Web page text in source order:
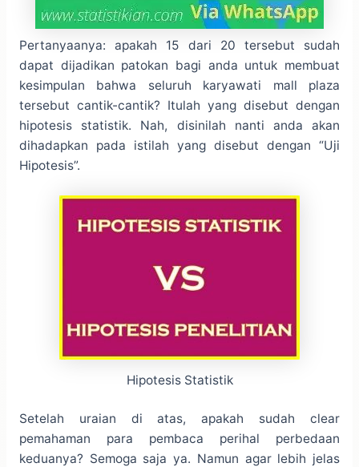
Pertanyaanya: apakah 15 dari 20 tersebut sudah
dapat dijadikan patokan bagi anda untuk membuat
kesimpulan bahwa seluruh karyawati mall plaza
tersebut cantik-cantik? Itulah yang disebut dengan
hipotesis statistik. Nah, disinilah nanti anda akan
dihadapkan pada istilah yang disebut dengan “Uji
Hipotesis”.
Hipotesis Statistik
Setelah uraian di atas, apakah sudah clear
pemahaman para pembaca perihal perbedaan
keduanya? Semoga saja ya. Namun agar lebih jelas